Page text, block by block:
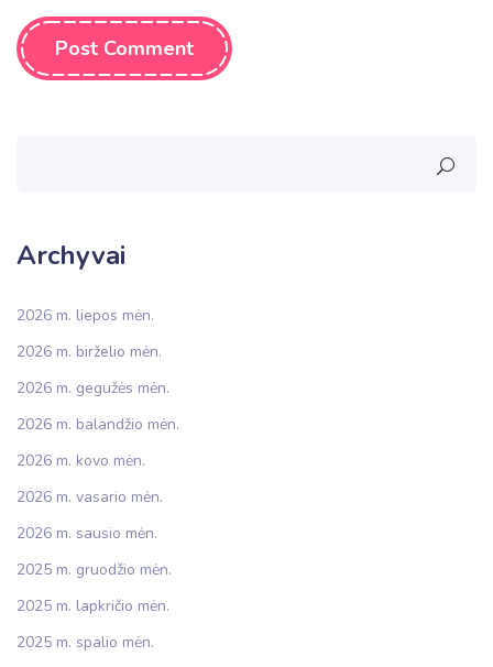
Post Comment
Archyvai
2026 m. liepos mėn.
2026 m. birželio mėn.
2026 m. gegužės mėn.
2026 m. balandžio mėn.
2026 m. kovo mėn.
2026 m. vasario mėn.
2026 m. sausio mėn.
2025 m. gruodžio mėn.
2025 m. lapkričio mėn.
2025 m. spalio mėn.